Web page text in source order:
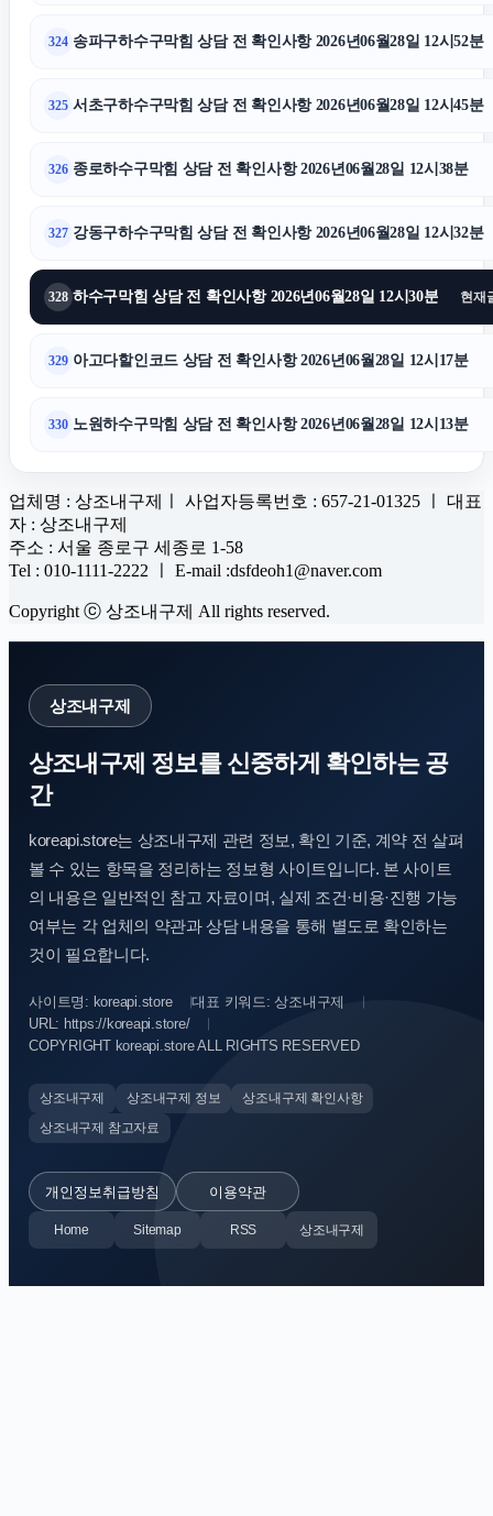
324 송파구하수구막힘 상담 전 확인사항 2026년06월28일 12시52분
325 서초구하수구막힘 상담 전 확인사항 2026년06월28일 12시45분
326 종로하수구막힘 상담 전 확인사항 2026년06월28일 12시38분
327 강동구하수구막힘 상담 전 확인사항 2026년06월28일 12시32분
328 하수구막힘 상담 전 확인사항 2026년06월28일 12시30분 현재
329 아고다할인코드 상담 전 확인사항 2026년06월28일 12시17분
330 노원하수구막힘 상담 전 확인사항 2026년06월28일 12시13분
업체명 : 상조내구제ㅣ 사업자등록번호 : 657-21-01325 ㅣ 대표
자 : 상조내구제
주소 : 서울 종로구 세종로 1-58
Tel : 010-1111-2222 ㅣ E-mail :dsfdeoh1@naver.com
Copyright ⓒ 상조내구제 All rights reserved.
상조내구제
상조내구제 정보를 신중하게 확인하는 공
간
koreapi.store는 상조내구제 관련 정보, 확인 기준, 계약 전 살펴
볼 수 있는 항목을 정리하는 정보형 사이트입니다. 본 사이트
의 내용은 일반적인 참고 자료이며, 실제 조건·비용·진행 가능
여부는 각 업체의 약관과 상담 내용을 통해 별도로 확인하는
것이 필요합니다.
사이트명: koreapi.store
대표 키워드: 상조내구제
URL: https://koreapi.store/
COPYRIGHT koreapi.store ALL RIGHTS RESERVED
상조내구제 상조내구제 정보
상조내구제 확인사항
상조내구제 참고자료
개인정보취급방침 이용약관
Home Sitemap RSS 상조내구제